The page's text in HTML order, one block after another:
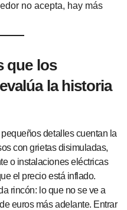
no acepta, hay más
que los
la historia
detalles cuentan la
con grietas disimuladas,
o instalaciones eléctricas
el precio está inflado.
rincón: lo que no se ve a
euros más adelante. Entrar